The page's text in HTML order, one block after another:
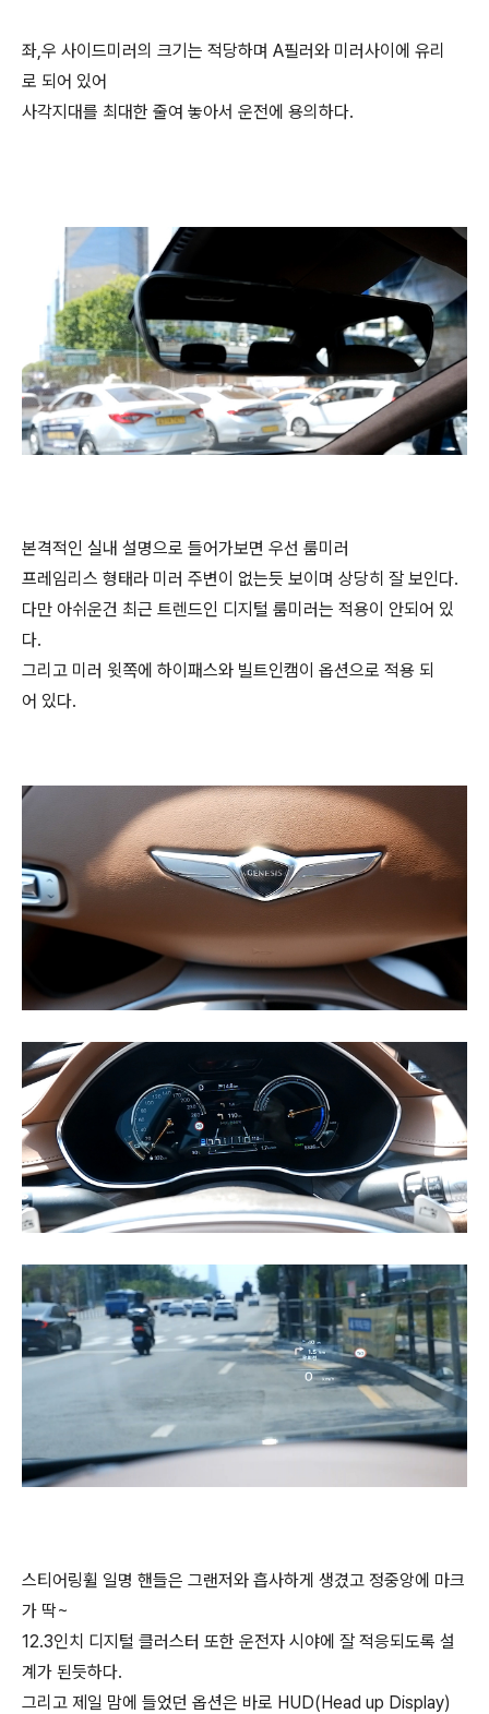
좌,우 사이드미러의 크기는 적당하며 A필러와 미러사이에 유리
로 되어 있어
사각지대를 최대한 줄여 놓아서 운전에 용의하다.
본격적인 실내 설명으로 들어가보면 우선 룸미러
프레임리스 형태라 미러 주변이 없는듯 보이며 상당히 잘 보인다.
다만 아쉬운건 최근 트렌드인 디지털 룸미러는 적용이 안되어 있
다.
그리고 미러 윗쪽에 하이패스와 빌트인캠이 옵션으로 적용 되
어 있다.
스티어링휠 일명 핸들은 그랜저와 흡사하게 생겼고 정중앙에 마크
가 딱~
12.3인치 디지털 클러스터 또한 운전자 시야에 잘 적응되도록 설
계가 된듯하다.
그리고 제일 맘에 들었던 옵션은 바로 HUD(Head up Display)